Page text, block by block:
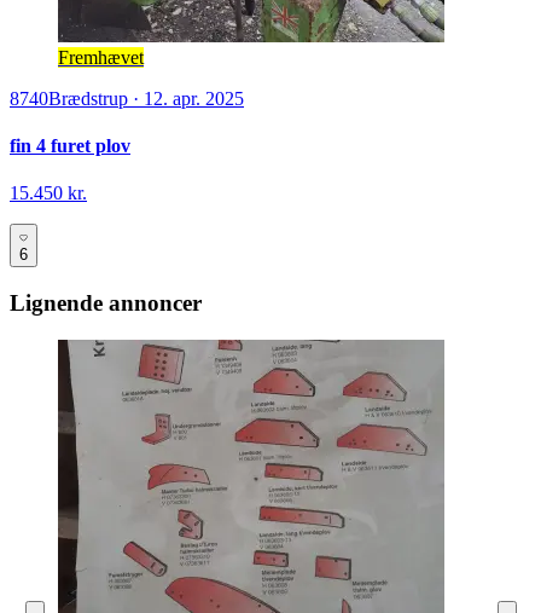
Fremhævet
8740Brædstrup · 12. apr. 2025
fin 4 furet plov
15.450 kr.
6
Lignende annoncer